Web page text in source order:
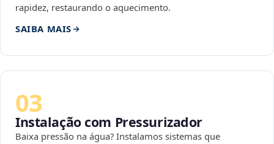
rapidez, restaurando o aquecimento.
SAIBA MAIS
03
Instalação com Pressurizador
Baixa pressão na água? Instalamos sistemas que